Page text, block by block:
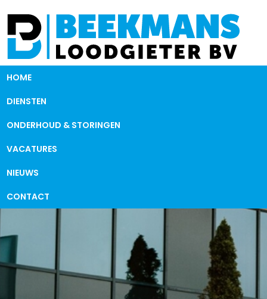
HOME
DIENSTEN
ONDERHOUD & STORINGEN
VACATURES
NIEUWS
CONTACT